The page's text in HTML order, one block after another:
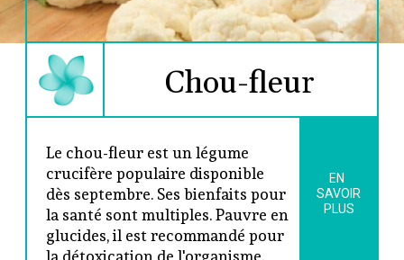
Chou-fleur
Le chou-fleur est un légume
crucifère populaire disponible
dès septembre. Ses bienfaits pour
la santé sont multiples. Pauvre en
glucides, il est recommandé pour
EN
SAVOIR
PLUS